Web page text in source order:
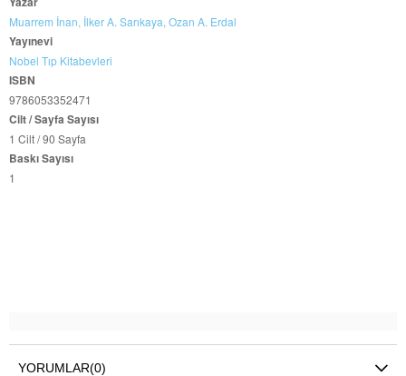
Muarrem İnan, İlker A. Sarıkaya, Ozan A. Erdal
Yayınevi
Nobel Tıp Kitabevleri
ISBN
9786053352471
Cilt / Sayfa Sayısı
1 Cilt / 90 Sayfa
Baskı Sayısı
1
YORUMLAR(0)